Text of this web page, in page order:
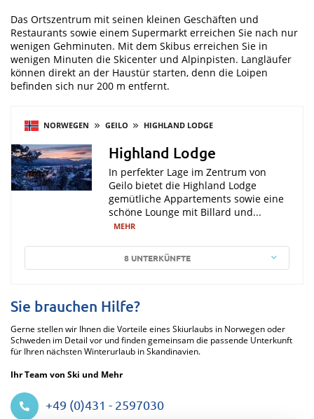
Das Ortszentrum mit seinen kleinen Geschäften und
Restaurants sowie einem Supermarkt erreichen Sie nach nur
wenigen Gehminuten. Mit dem Skibus erreichen Sie in
wenigen Minuten die Skicenter und Alpinpisten. Langläufer
können direkt an der Haustür starten, denn die Loipen
befinden sich nur 200 m entfernt.
NORWEGEN GEILO HIGHLAND LODGE
Highland Lodge
In perfekter Lage im Zentrum von
Geilo bietet die Highland Lodge
gemütliche Appartements sowie eine
schöne Lounge mit Billard und...
MEHR
8 UNTERKÜNFTE
Sie brauchen Hilfe?
Gerne stellen wir Ihnen die Vorteile eines Skiurlaubs in Norwegen oder
Schweden im Detail vor und finden gemeinsam die passende Unterkunft
für Ihren nächsten Winterurlaub in Skandinavien.
Ihr Team von Ski und Mehr
+49 (0)431 - 2597030